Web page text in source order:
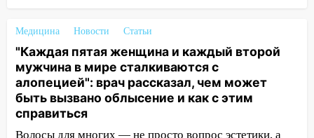
16:02 В Ульяновской области убрали
более 28% площадей зерновых и
зернобобовых культур
15:51 Бросила кирпич в жену брата: в
Ульяновской области завели дело на
агрессивную женщину
Медицина Новости Статьи
"Каждая пятая женщина и каждый второй
мужчина в мире сталкиваются с
алопецией": врач рассказал, чем может
быть вызвано облысение и как с этим
справиться
Волосы для многих — не просто вопрос эстетики, а